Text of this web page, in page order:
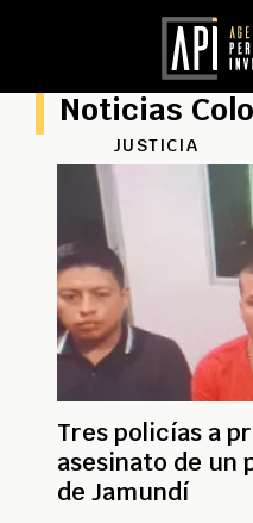
Noticias
JUSTICIA
Tres policías a
asesinato de un
de Jamundí